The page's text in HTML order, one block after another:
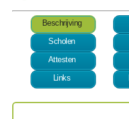
Beschrijving
Scholen
Attesten
Links